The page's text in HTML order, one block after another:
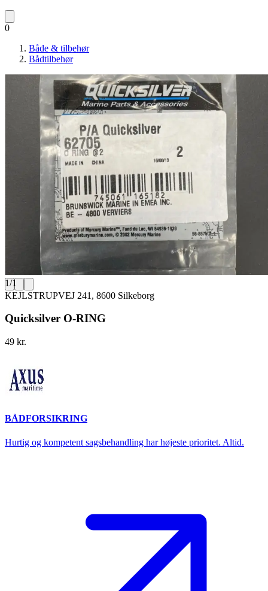
0
Både & tilbehør
Bådtilbehør
1/1
KEJLSTRUPVEJ 241, 8600 Silkeborg
Quicksilver O-RING
49 kr.
BÅDFORSIKRING
Hurtig og kompetent sagsbehandling har højeste prioritet. Altid.